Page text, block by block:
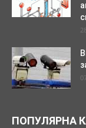
ПОПУЛЯРНА